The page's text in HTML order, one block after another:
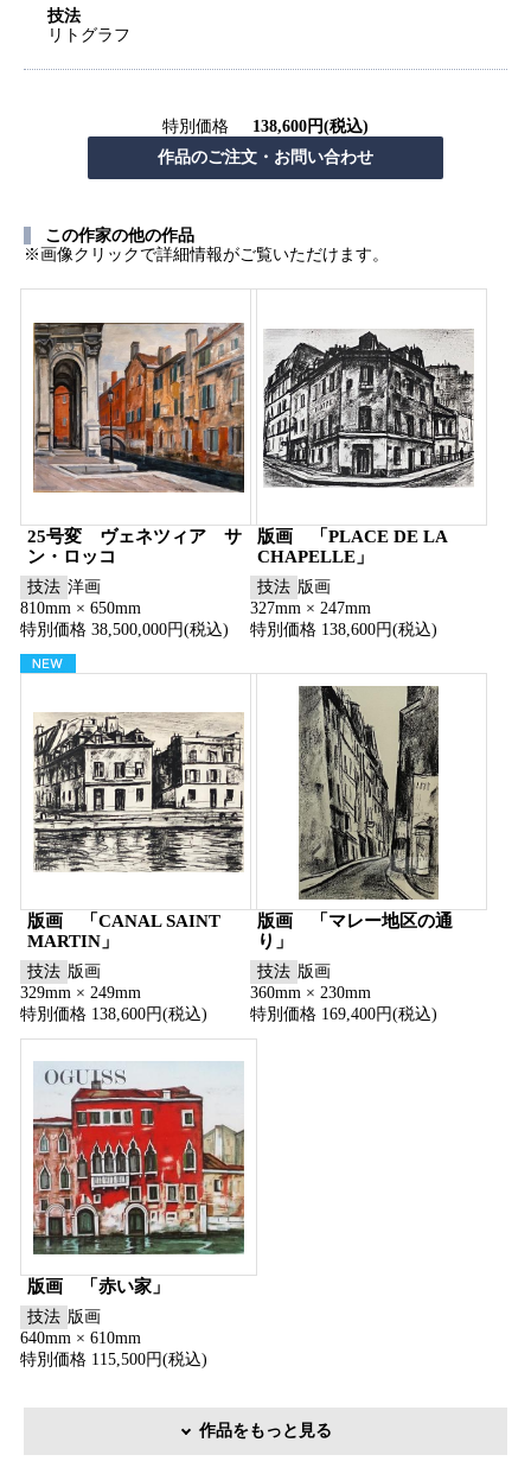
技法
リトグラフ
特別価格 138,600円(税込)
この作家の他の作品
※画像クリックで詳細情報がご覧いただけます。
25号変 ヴェネツィア サ
ン・ロッコ
技法 洋画
810mm × 650mm
特別価格 38,500,000円(税込)
版画 「PLACE DE LA
CHAPELLE」
技法 版画
327mm × 247mm
特別価格 138,600円(税込)
版画 「CANAL SAINT
MARTIN」
技法 版画
329mm × 249mm
特別価格 138,600円(税込)
版画 「マレー地区の通
り」
技法 版画
360mm × 230mm
特別価格 169,400円(税込)
版画 「赤い家」
技法 版画
640mm × 610mm
特別価格 115,500円(税込)
作品をもっと見る